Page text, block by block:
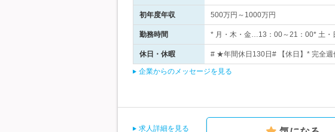
初年度年収 500万円～1000万円
勤務時間 * 月・木・金…13：00～21：00* 土
休日・休暇 # ★年間休日130日# 【休日】* 完全
企業からのメッセージを見る
求人詳細を見る